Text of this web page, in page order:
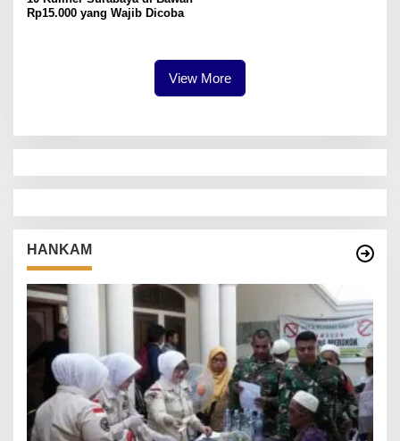
Rp15.000 yang Wajib Dicoba
View More
HANKAM